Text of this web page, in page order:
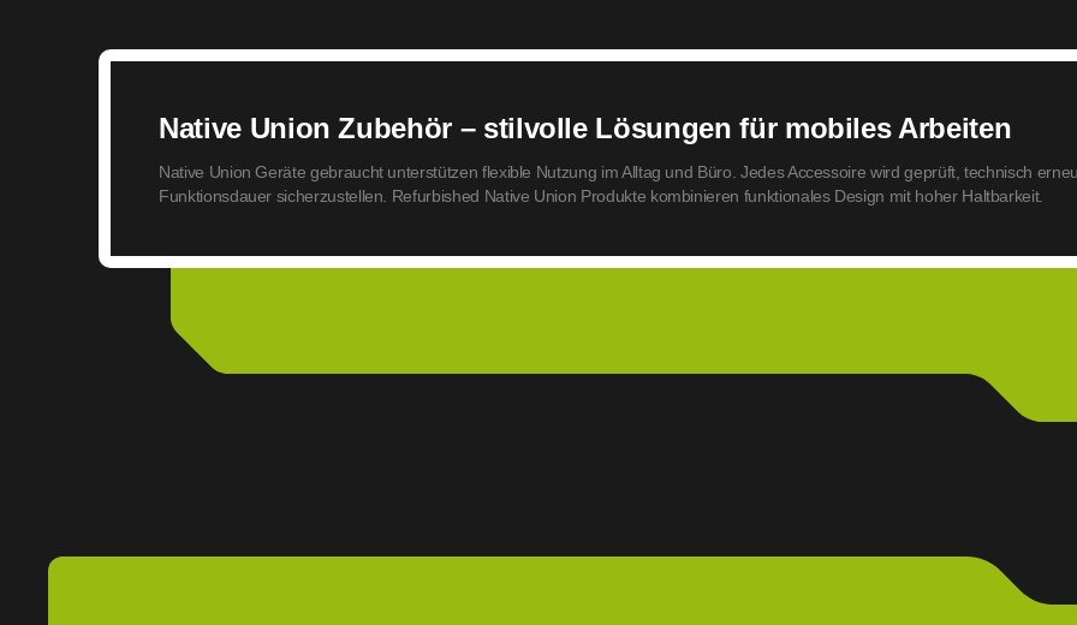
Native Union Zubehör – stilvolle Lösungen für mobiles Arbeiten
Native Union Geräte gebraucht unterstützen flexible Nutzung im Alltag und Büro. Jedes Accessoire wird geprüft, technisch
Funktionsdauer sicherzustellen. Refurbished Native Union Produkte kombinieren funktionales Design mit hoher Haltbarkeit.